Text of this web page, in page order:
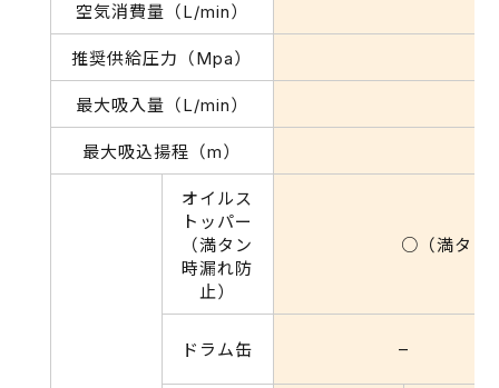
空気消費量（L/min）
推奨供給圧力（Mpa）
最大吸入量（L/min）
最大吸込揚程（m）
オイルス
トッパー
（満タン
時漏れ防
止）
○（満タン
ドラム缶 –